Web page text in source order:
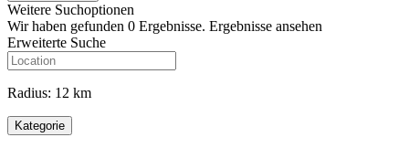
Weitere Suchoptionen
Wir haben gefunden 0 Ergebnisse. Ergebnisse ansehen
Erweiterte Suche
Radius: 12 km
Kategorie